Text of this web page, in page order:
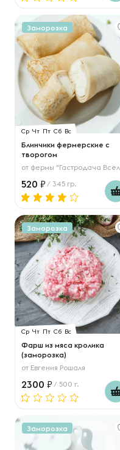
Заморозка
Ср Чт Пт Сб Вс
Блинчики фермерские с
творогом
от фермы "Гастродача Вселуг"
520 / 345 гр.
Заморозка
Ср Чт Пт Сб Вс
Фарш из мяса кролика
(заморозка)
от Евгения Рошаля
2300 / 500 г.
Заморозка